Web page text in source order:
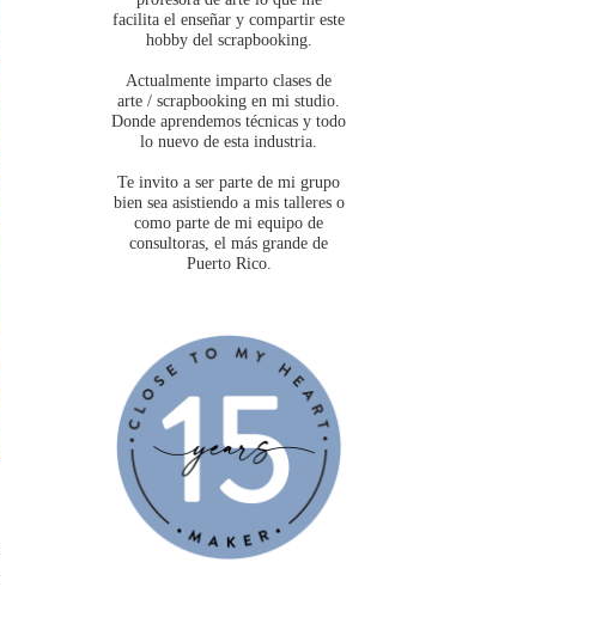
facilita el enseñar y compartir este
hobby del scrapbooking.
Actualmente imparto clases de
arte / scrapbooking en mi studio.
Donde aprendemos técnicas y todo
lo nuevo de esta industria.
Te invito a ser parte de mi grupo
bien sea asistiendo a mis talleres o
como parte de mi equipo de
consultoras, el más grande de
Puerto Rico.